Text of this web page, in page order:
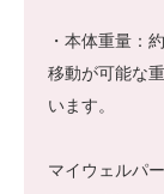
・本体重量：
移動が可能な
います。
マイウェルパ